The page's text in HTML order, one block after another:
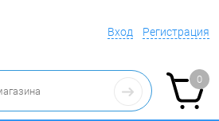
Вход Регистрация
0